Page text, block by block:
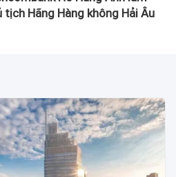
tịch Hãng Hàng không Hải Âu